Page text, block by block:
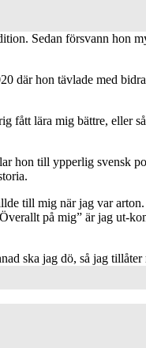
Sedan försvann hon
där hon tävlade med
fått lära mig bättre, eller
hon till ypperlig svensk
till mig när jag var arton.
på mig” är jag ut-
ska jag dö, så jag tillåter